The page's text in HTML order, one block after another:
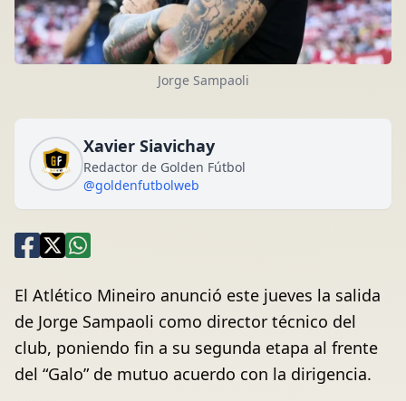
Jorge Sampaoli
Xavier Siavichay
Redactor de Golden Fútbol
@goldenfutbolweb
El Atlético Mineiro anunció este jueves la salida
de Jorge Sampaoli como director técnico del
club, poniendo fin a su segunda etapa al frente
del “Galo” de mutuo acuerdo con la dirigencia.